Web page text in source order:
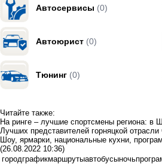
Автосервисы (0)
Автоюрист (0)
Тюнинг (0)
Читайте также:
На ринге – лучшие спортсмены региона:
Лучших представителей горняцкой
Шоу, ярмарки, национальные кухни,
(26.08.2022 10:36)
городграфикмаршрутыавтобусыночь